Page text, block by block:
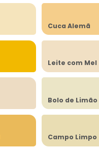
Cuca Alemã
Leite com Mel
Bolo de Limão
Campo Limpo